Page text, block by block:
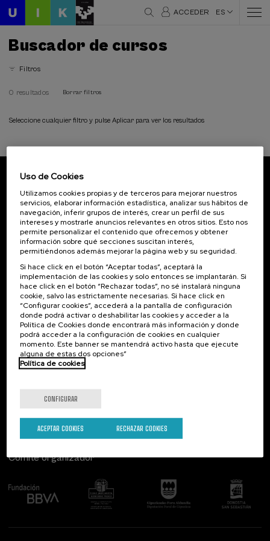
ACCEDER ES
Buscador de cursos
Filtros
0 resultados Borrar filtros
Seleccione cualquier filtro y pulse Aplicar para ver los resultados
Inscríbete para ser el primero/a en recibir las
novedades de UIK.
Suscribirse
Contacto
Palacio Miramar
Paseo de Miraconcha, 48
20007 Donostia / San Sebastián
Gipuzkoa, Spain
Contacta con nosotros
De interés...
Actividades anteriores
Comité organizador
Uso de Cookies
Utilizamos cookies propias y de terceros para mejorar nuestros
servicios, elaborar información estadística, analizar sus hábitos de
navegación, inferir grupos de interés, crear un perfil de sus
intereses y mostrarle anuncios relevantes en otros sitios. Esto nos
permite personalizar el contenido que ofrecemos y obtener
información sobre qué secciones suscitan interés,
permitiéndonos además mejorar la página web y su seguridad.
Si hace click en el botón “Aceptar todas”, aceptará la
implementación de las cookies y solo entonces se implantarán. Si
hace click en el botón “Rechazar todas”, no sé instalará ninguna
cookie, salvo las estrictamente necesarias. Si hace click en
“Configurar cookies”, accederá a la pantalla de configuración
donde podrá activar o deshabilitar las cookies y acceder a la
Política de Cookies donde encontrará más información y donde
podrá acceder a la configuración de cookies en cualquier
momento. Este banner se mantendrá activo hasta que ejecute
alguna de estas dos opciones”
Política de cookies
CONFIGURAR
RECHAZAR COOKIES
ACEPTAR COOKIES